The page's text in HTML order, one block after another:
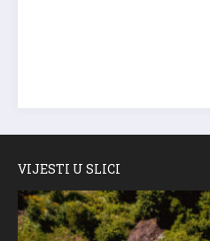
VIJESTI U SLICI